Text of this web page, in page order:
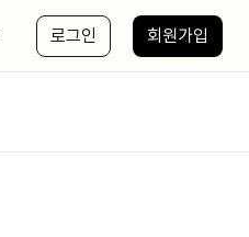
로그인 회원가입